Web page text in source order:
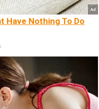
Have Nothing To Do